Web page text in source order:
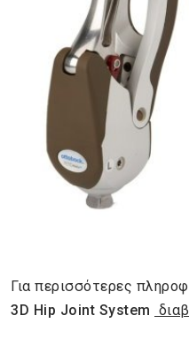
Για περισσότερες
3D Hip Joint System